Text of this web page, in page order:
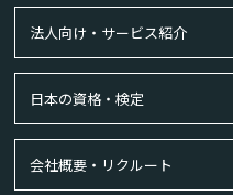
法人向け・サービス紹介
日本の資格・検定
会社概要・リクルート